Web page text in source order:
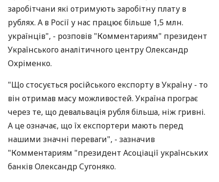
заробітчани які отримують заробітну плату в
рублях. А в Росії у нас працює більше 1,5 млн.
українців", - розповів "Комментариям" президент
Українського аналітичного центру Олександр
Охріменко.
"Що стосується російського експорту в Україну - то
він отримав масу можливостей. Україна програє
через те, що девальвація рубля більша, ніж гривні.
А це означає, що їх експортери мають перед
нашими значні переваги", - зазначив
"Комментариям "президент Асоціації українських
банків Олександр Сугоняко.